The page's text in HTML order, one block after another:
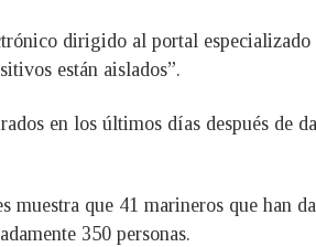
dirigido al portal especializado
están aislados”.
en los últimos días después de
muestra que 41 marineros que han
350 personas.